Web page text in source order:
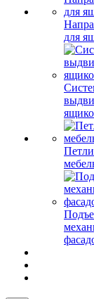
для
Петли